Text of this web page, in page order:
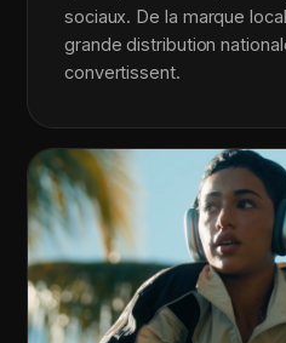
sociaux. De la marque
grande distribution
convertissent.